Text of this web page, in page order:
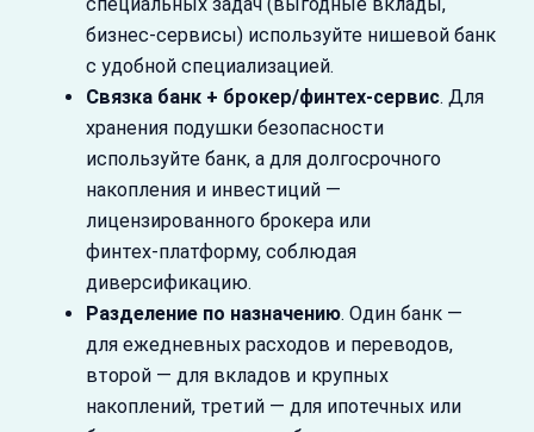
бизнес‑сервисы) используйте нишевой банк
с удобной специализацией.
Связка банк + брокер/финтех‑сервис. Для
хранения подушки безопасности
используйте банк, а для долгосрочного
накопления и инвестиций —
лицензированного брокера или
финтех‑платформу, соблюдая
диверсификацию.
Разделение по назначению. Один банк —
для ежедневных расходов и переводов,
второй — для вкладов и крупных
накоплений, третий — для ипотечных или